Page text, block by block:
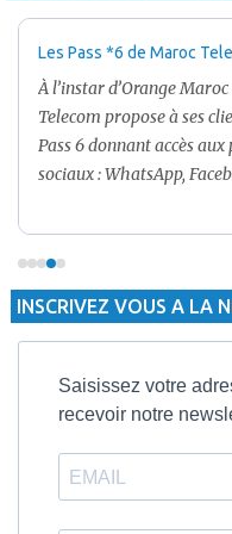
Les Pass *6 de Maroc
À l’instar d’Orange
Telecom propose à ses
Pass 6 donnant accès
sociaux : WhatsApp,
5 Dh inclut 100 Mo, le
tandis que les formules à
proposent respectivement
durées de validité sont de
INSCRIVEZ VOUS A LA
Saisissez votre
recevoir notre